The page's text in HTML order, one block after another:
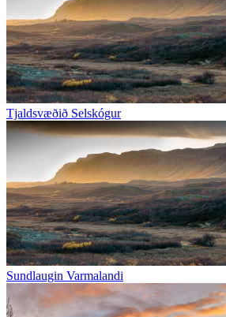
Tjaldsvæðið Selskógur
Sundlaugin Varmalandi